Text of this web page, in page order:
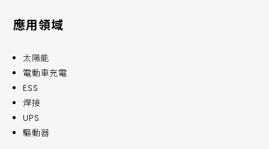
應用領域
太陽能
電動車充電
ESS
焊接
UPS
驅動器